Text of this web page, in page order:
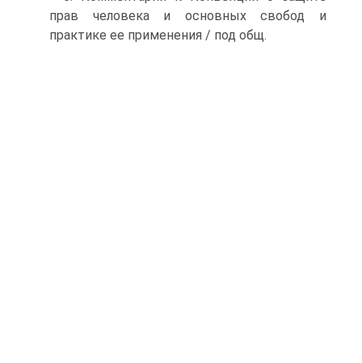
прав человека и основных свобод и
практике ее применения / под общ.